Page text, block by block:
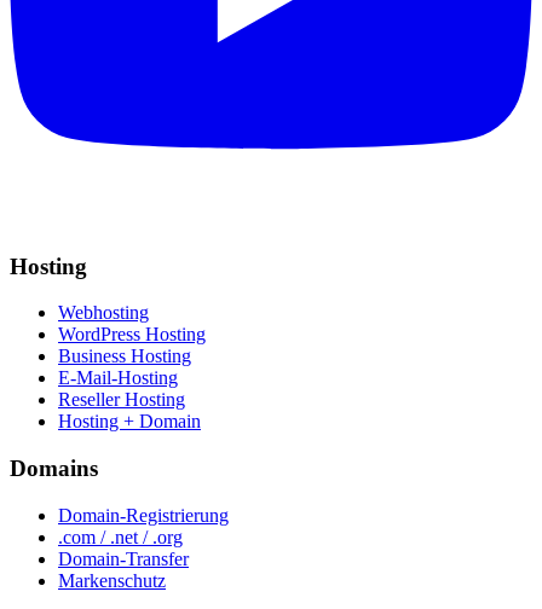
Hosting
Webhosting
WordPress Hosting
Business Hosting
E-Mail-Hosting
Reseller Hosting
Hosting + Domain
Domains
Domain-Registrierung
.com / .net / .org
Domain-Transfer
Markenschutz